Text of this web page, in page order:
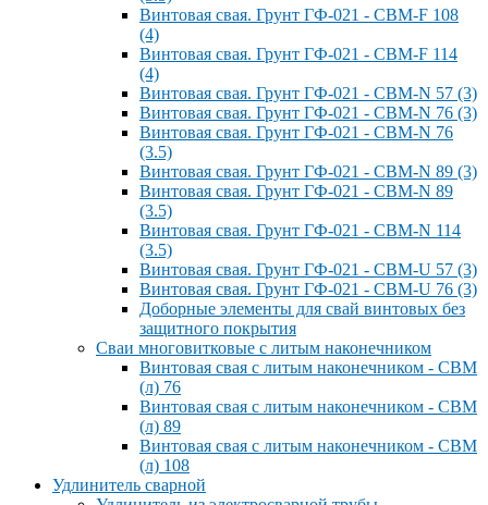
Винтовая свая. Грунт ГФ-021 - СВМ-F 108
(4)
Винтовая свая. Грунт ГФ-021 - СВМ-F 114
(4)
Винтовая свая. Грунт ГФ-021 - СВМ-N 57 (3)
Винтовая свая. Грунт ГФ-021 - СВМ-N 76 (3)
Винтовая свая. Грунт ГФ-021 - СВМ-N 76
(3.5)
Винтовая свая. Грунт ГФ-021 - СВМ-N 89 (3)
Винтовая свая. Грунт ГФ-021 - СВМ-N 89
(3.5)
Винтовая свая. Грунт ГФ-021 - СВМ-N 114
(3.5)
Винтовая свая. Грунт ГФ-021 - СВМ-U 57 (3)
Винтовая свая. Грунт ГФ-021 - СВМ-U 76 (3)
Доборные элементы для свай винтовых без
защитного покрытия
Сваи многовитковые с литым наконечником
Винтовая свая с литым наконечником - СВМ
(л) 76
Винтовая свая с литым наконечником - СВМ
(л) 89
Винтовая свая с литым наконечником - СВМ
(л) 108
Удлинитель сварной